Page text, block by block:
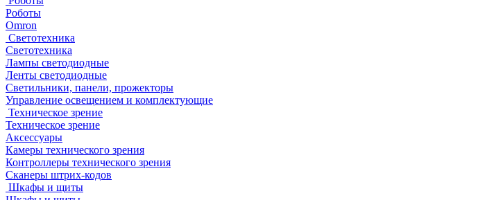
Роботы
Omron
Светотехника
Светотехника
Лампы светодиодные
Ленты светодиодные
Светильники, панели, прожекторы
Управление освещением и комплектующие
Техническое зрение
Техническое зрение
Аксессуары
Камеры технического зрения
Контроллеры технического зрения
Сканеры штрих-кодов
Шкафы и щиты